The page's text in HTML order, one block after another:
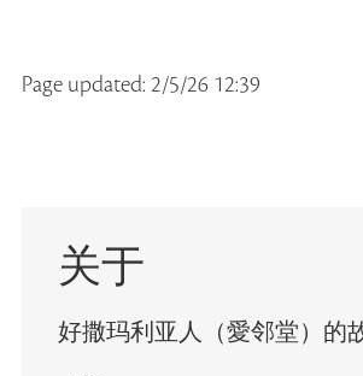
Page updated: 2/5/26 12:39
关于
好撒玛利亚人（愛邻堂）的